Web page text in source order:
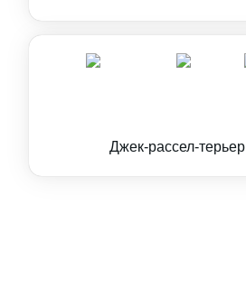
Джек-рассел-терьер